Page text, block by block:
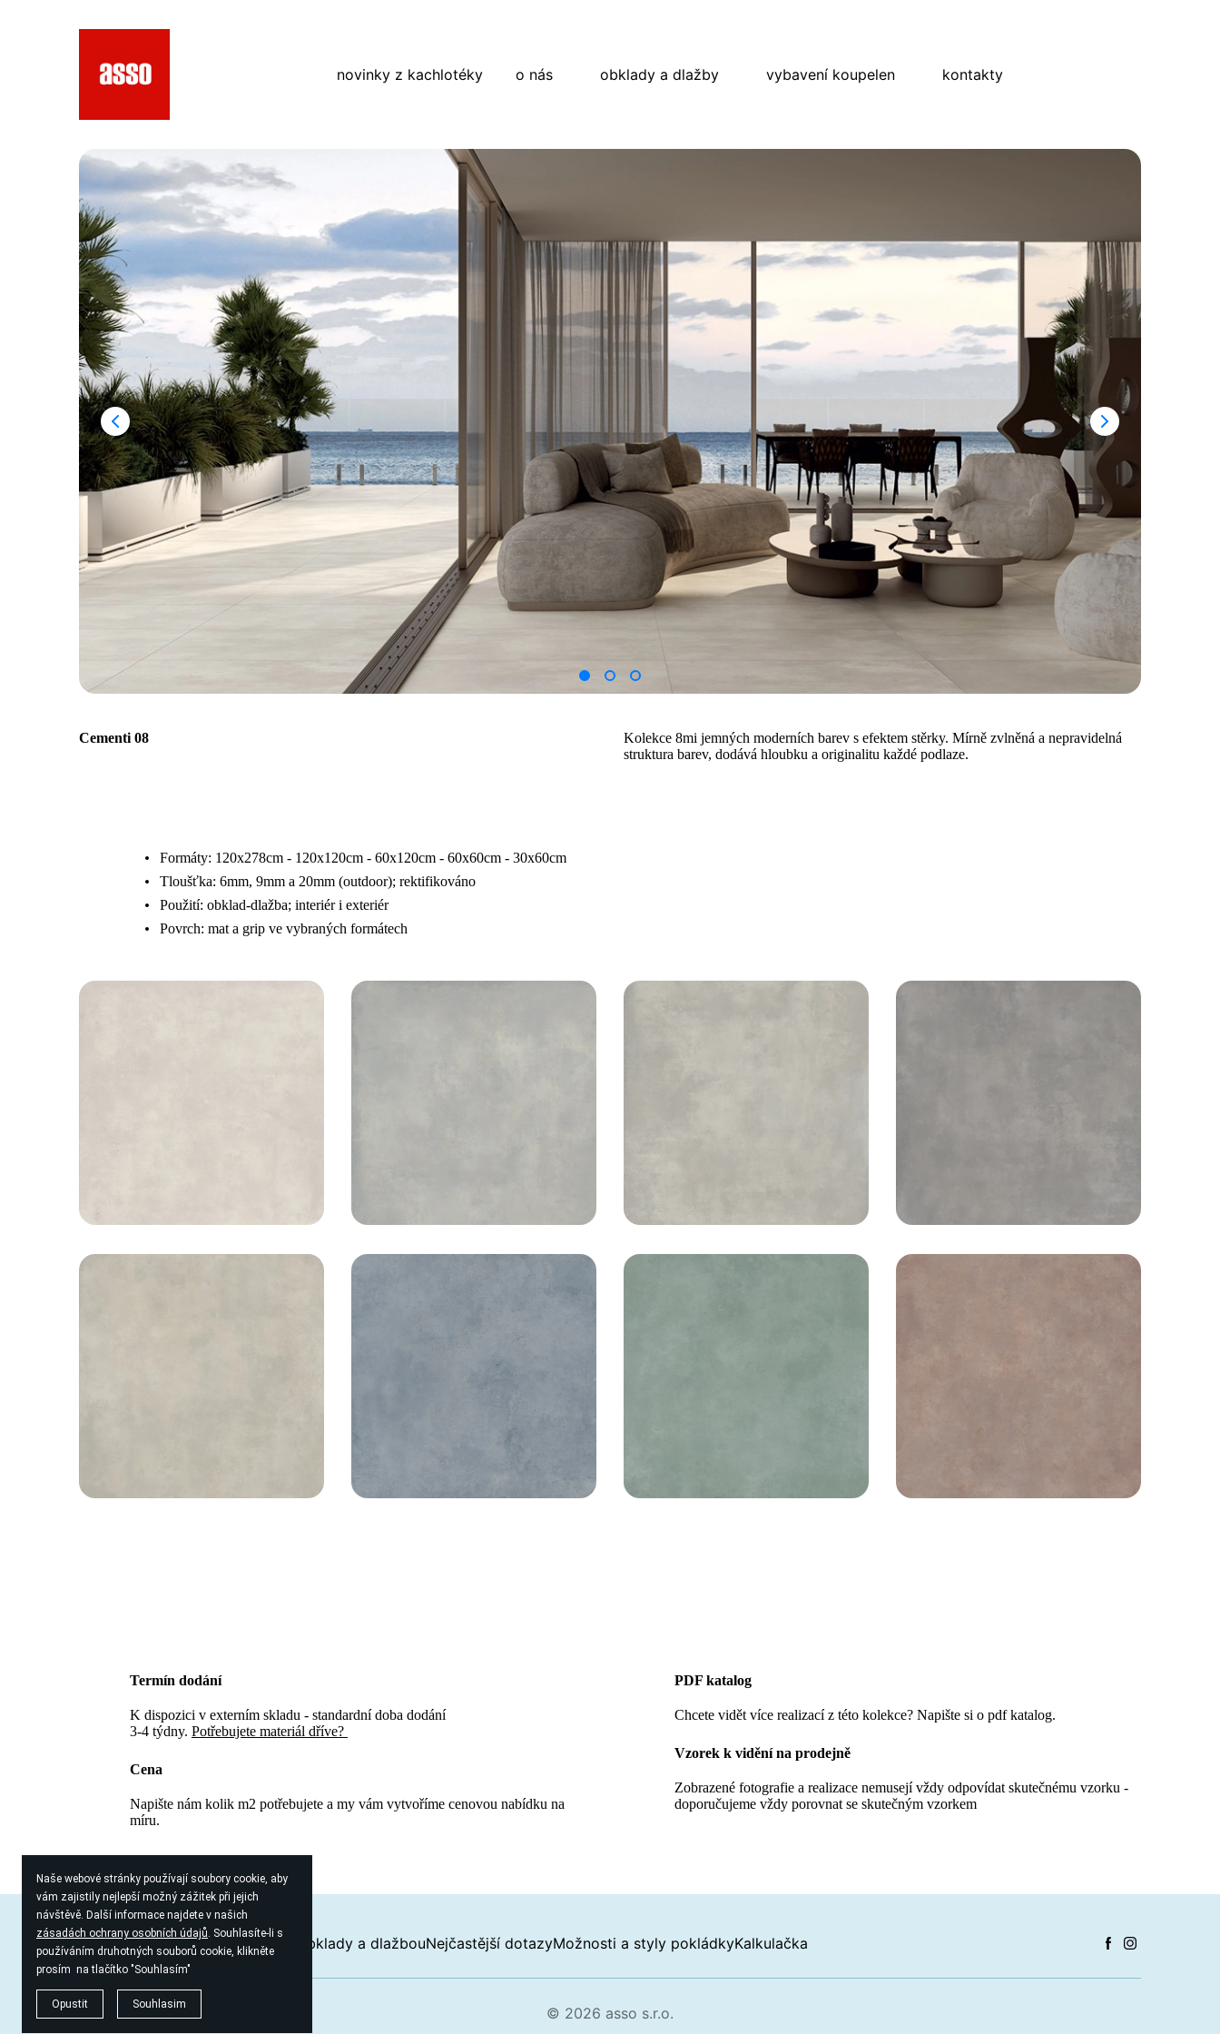
Naše webové stránky používají soubory cookie, aby
vám zajistily nejlepší možný zážitek při jejich
návštěvě. Další informace najdete v našich
zásadách ochrany osobních údajů. Souhlasíte-li s
používáním druhotných souborů cookie, klikněte
prosím na tlačítko "Souhlasím"
Opustit Souhlasim
novinky z kachlotéky o nás obklady a dlažby vybavení koupelen kontakty
Cementi 08
Kolekce 8mi jemných moderních barev s efektem stěrky. Mírně zvlněná a nepravidelná
struktura barev, dodává hloubku a originalitu každé podlaze.
Formáty: 120x278cm - 120x120cm - 60x120cm - 60x60cm - 30x60cm
Tloušťka: 6mm, 9mm a 20mm (outdoor); rektifikováno
Použití: obklad-dlažba; interiér i exteriér
Povrch: mat a grip ve vybraných formátech
Termín dodání
K dispozici v externím skladu - standardní doba dodání
3-4 týdny. Potřebujete materiál dříve?
Cena
Napište nám kolik m2 potřebujete a my vám vytvoříme cenovou nabídku na
míru.
PDF katalog
Chcete vidět více realizací z této kolekce? Napište si o pdf katalog.
Vzorek k vidění na prodejně
Zobrazené fotografie a realizace nemusejí vždy odpovídat skutečnému vzorku -
doporučujeme vždy porovnat se skutečným vzorkem
Proč zvolit keramiku?Průvodce obklady a dlažbouNejčastější dotazyMožnosti a styly pokládkyKalkulačka
© 2026 asso s.r.o.